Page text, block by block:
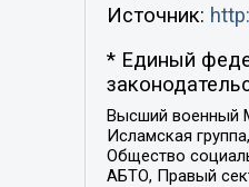
Источник:
* Единый
Высший военный
Исламская
Общество
АБТО, Правый